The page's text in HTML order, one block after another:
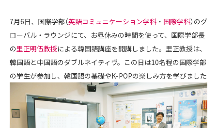
7月6日、国際学部（英語コミュニケーション学科 ・ 国際学科）のグ
ローバル・ラウンジにて、お昼休みの時間を使って、国際学部長
の里正明伍教授による韓国語講座を開講しました。里正教授は、
韓国語と中国語のダブルネイティヴ。この日は10名程の国際学部
の学生が参加し、韓国語の基礎やK-POPの楽しみ方を学びました